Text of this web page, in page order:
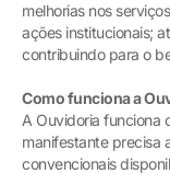
Extensão
Infraestrutura e
Inovação
Sobre a ULBRA
melhorias nos
ações institucionais;
contribuindo para o
Como funciona a
A Ouvidoria funciona
manifestante precisa
convencionais